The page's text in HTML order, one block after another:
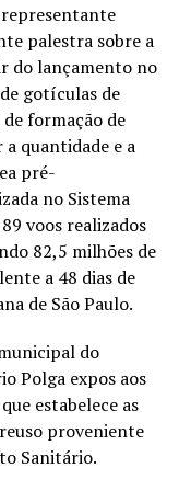
representante
palestra sobre a
do lançamento no
gotículas de
formação de
quantidade e a
pré-
no Sistema
voos realizados
82,5 milhões de
a 48 dias de
de São Paulo.
do
Polga expos aos
estabelece as
proveniente
Sanitário.